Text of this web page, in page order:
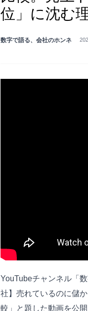
位」に沈む
数字で語る、会社のホンネ
YouTubeチャンネル「
社】売れているのに儲
較」と題した動画を公開